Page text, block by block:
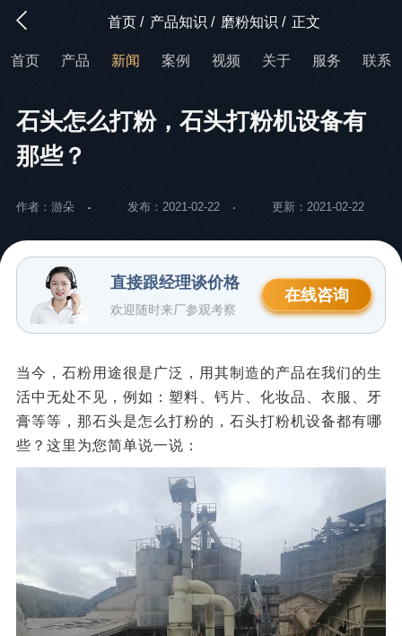
首页 / 产品知识 / 磨粉知识 / 正文
首页 产品 新闻 案例 视频 关于 服务 联系
石头怎么打粉，石头打粉机设备有
那些？
作者：游朵 发布：2021-02-22 更新：2021-02-22
直接跟经理谈价格
欢迎随时来厂参观考察
在线咨询
当今，石粉用途很是广泛，用其制造的产品在我们的生
活中无处不见，例如：塑料、钙片、化妆品、衣服、牙
膏等等，那石头是怎么打粉的，石头打粉机设备都有哪
些？这里为您简单说一说：